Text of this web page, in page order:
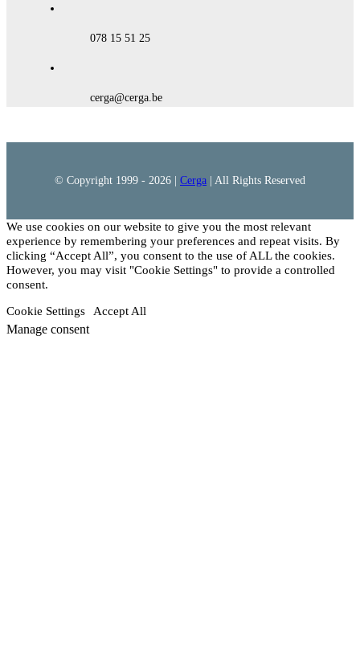
078 15 51 25
cerga@cerga.be
© Copyright 1999 - 2026 | Cerga | All Rights Reserved
We use cookies on our website to give you the most relevant
experience by remembering your preferences and repeat visits. By
clicking “Accept All”, you consent to the use of ALL the cookies.
However, you may visit "Cookie Settings" to provide a controlled
consent.
Cookie Settings Accept All
Manage consent